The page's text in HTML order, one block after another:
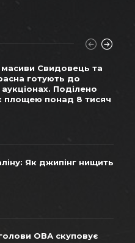
масиви Свидовець та
готують до
Поділено
площею понад 8 тисяч
Як джипінг нищить
ОВА скуповує